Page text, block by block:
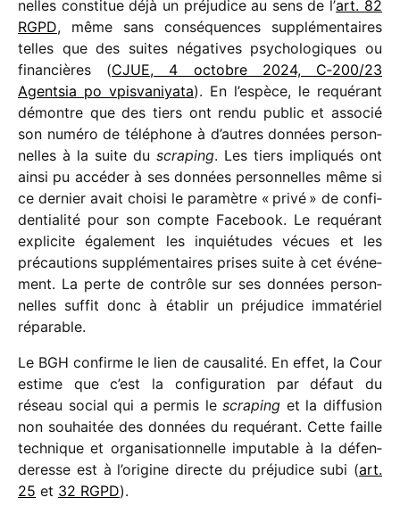
nelles consti­tue déjà un préju­dice au sens de l’art. 82
RGPD, même sans consé­quences supplé­men­taires
telles que des suites néga­tives psycho­lo­giques ou
finan­cières (CJUE, 4 octobre 2024, C‑200/​23
Agentsia po vpis­va­niyata). En l’espèce, le requé­rant
démontre que des tiers ont rendu public et asso­cié
son numéro de télé­phone à d’autres données person­
nelles à la suite du scra­ping. Les tiers impli­qués ont
ainsi pu accé­der à ses données person­nelles même si
ce dernier avait choisi le para­mètre « privé » de confi­
den­tia­lité pour son compte Facebook. Le requé­rant
expli­cite égale­ment les inquié­tudes vécues et les
précau­tions supplé­men­taires prises suite à cet événe­
ment. La perte de contrôle sur ses données person­
nelles suffit donc à établir un préju­dice imma­té­riel
réparable.
Le BGH confirme le lien de causa­lité. En effet, la Cour
estime que c’est la confi­gu­ra­tion par défaut du
réseau social qui a permis le scra­ping et la diffu­sion
non souhai­tée des données du requé­rant. Cette faille
tech­nique et orga­ni­sa­tion­nelle impu­table à la défen­
de­resse est à l’origine directe du préju­dice subi (art.
25 et 32 RGPD).